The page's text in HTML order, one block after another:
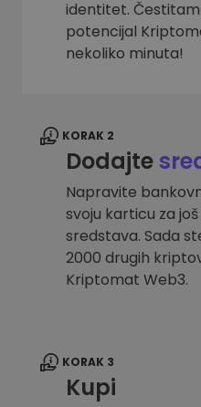
identitet.
potencijal
nekoliko minuta!
KORAK 2
Dodajte
Napravite
svoju karticu za
sredstava. Sada
2000 drugih
Kriptomat Web3.
KORAK 3
Kupi